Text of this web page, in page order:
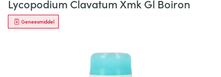
Lycopodium Clavatum Xmk Gl Boiron
Geneesmiddel